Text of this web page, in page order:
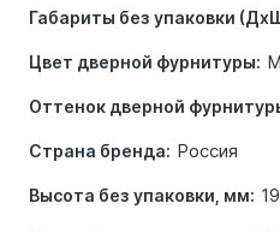
Габариты без упаковки
Цвет дверной фурнитуры:
Оттенок дверной
Страна бренда: Россия
Высота без упаковки, мм: